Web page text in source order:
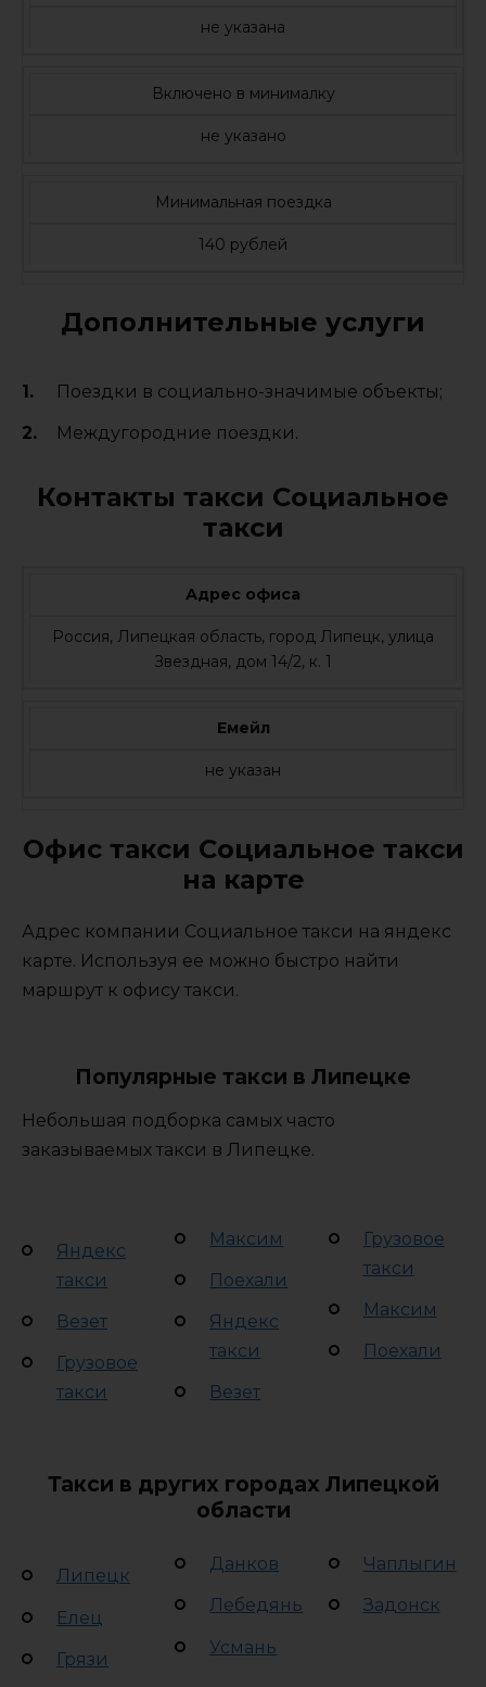
не указана
Включено в минималку
не указано
Минимальная поездка
140 рублей
Дополнительные услуги
Поездки в социально-значимые объекты;
Междугородние поездки.
Контакты такси Социальное
такси
Адрес офиса
Россия, Липецкая область, город Липецк, улица
Звездная, дом 14/2, к. 1
Емейл
не указан
Офис такси Социальное такси
на карте
Адрес компании Социальное такси на яндекс
карте. Используя ее можно быстро найти
маршрут к офису такси.
Популярные такси в Липецке
Небольшая подборка самых часто
заказываемых такси в Липецке.
Яндекс
такси
Везет
Грузовое
такси
Максим
Поехали
Яндекс
такси
Везет
Грузовое
такси
Максим
Поехали
Такси в других городах Липецкой
области
Липецк
Елец
Грязи
Данков
Лебедянь
Усмань
Чаплыгин
Задонск